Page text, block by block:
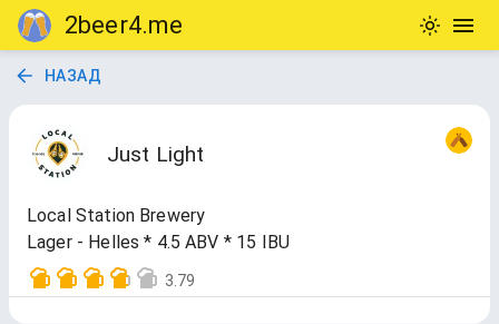
2beer4.me
НАЗАД
Just Light
Local Station Brewery
Lager - Helles * 4.5 ABV * 15 IBU
3.79